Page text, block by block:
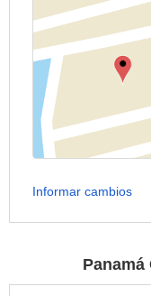
Informar cambios
Panamá